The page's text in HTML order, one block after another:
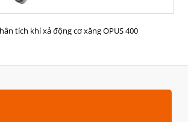
MUA HÀNG
tích khí xả động cơ xăng OPUS 400